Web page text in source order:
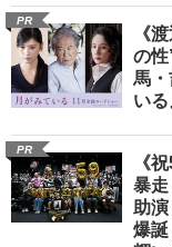
PR
《
の
馬
いる
PR
《
暴走
助演
爆